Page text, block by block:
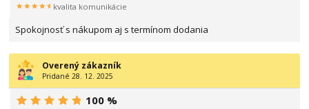
Spokojnosť s nákupom aj s termínom dodania
kvalita komunikácie
Overený zákazník
Pridané 28. 12. 2025
100 %